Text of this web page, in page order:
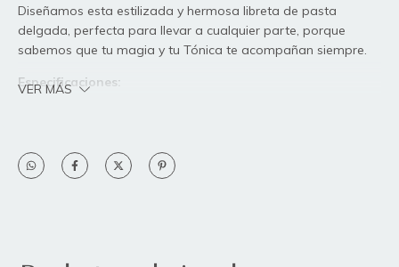
Diseñamos esta estilizada y hermosa libreta de pasta
delgada, perfecta para llevar a cualquier parte, porque
sabemos que tu magia y tu Tónica te acompañan siempre.
Especificaciones:
50 hojas punteadas de papel bond de 90g a blanco y
VER MÁS